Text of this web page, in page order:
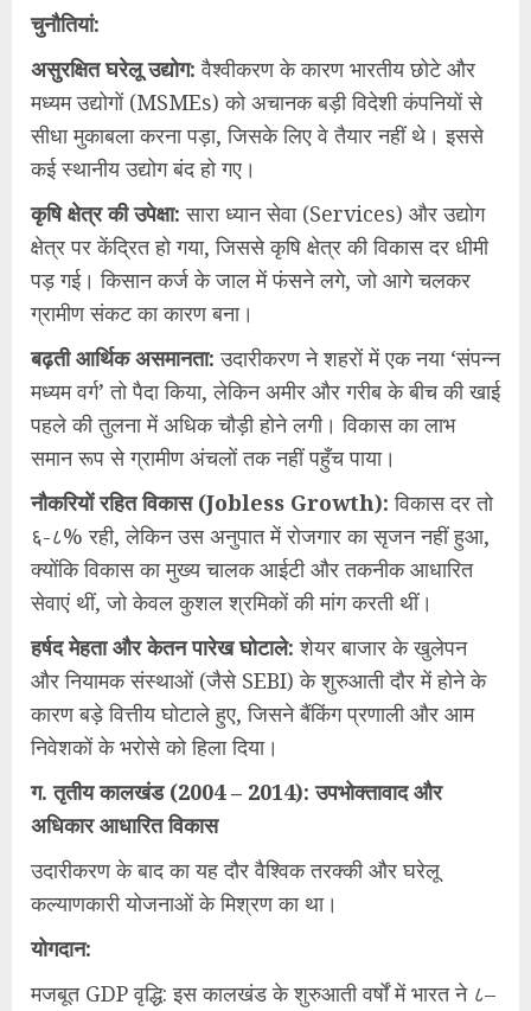
​चुनौतियां:
​असुरक्षित घरेलू उद्योग: वैश्वीकरण के कारण भारतीय छोटे और
मध्यम उद्योगों (MSMEs) को अचानक बड़ी विदेशी कंपनियों से
सीधा मुकाबला करना पड़ा, जिसके लिए वे तैयार नहीं थे। इससे
कई स्थानीय उद्योग बंद हो गए।
​कृषि क्षेत्र की उपेक्षा: सारा ध्यान सेवा (Services) और उद्योग
क्षेत्र पर केंद्रित हो गया, जिससे कृषि क्षेत्र की विकास दर धीमी
पड़ गई। किसान कर्ज के जाल में फंसने लगे, जो आगे चलकर
ग्रामीण संकट का कारण बना।
​बढ़ती आर्थिक असमानता: उदारीकरण ने शहरों में एक नया ‘संपन्न
मध्यम वर्ग’ तो पैदा किया, लेकिन अमीर और गरीब के बीच की खाई
पहले की तुलना में अधिक चौड़ी होने लगी। विकास का लाभ
समान रूप से ग्रामीण अंचलों तक नहीं पहुँच पाया।
​नौकरियों रहित विकास (Jobless Growth): विकास दर तो
६-८% रही, लेकिन उस अनुपात में रोजगार का सृजन नहीं हुआ,
क्योंकि विकास का मुख्य चालक आईटी और तकनीक आधारित
सेवाएं थीं, जो केवल कुशल श्रमिकों की मांग करती थीं।
​हर्षद मेहता और केतन पारेख घोटाले: शेयर बाजार के खुलेपन
और नियामक संस्थाओं (जैसे SEBI) के शुरुआती दौर में होने के
कारण बड़े वित्तीय घोटाले हुए, जिसने बैंकिंग प्रणाली और आम
निवेशकों के भरोसे को हिला दिया।
ग. तृतीय कालखंड (2004 – 2014): उपभोक्तावाद और
अधिकार आधारित विकास
​उदारीकरण के बाद का यह दौर वैश्विक तरक्की और घरेलू
कल्याणकारी योजनाओं के मिश्रण का था।
​योगदान:
​मजबूत GDP वृद्धि: इस कालखंड के शुरुआती वर्षों में भारत ने ८–